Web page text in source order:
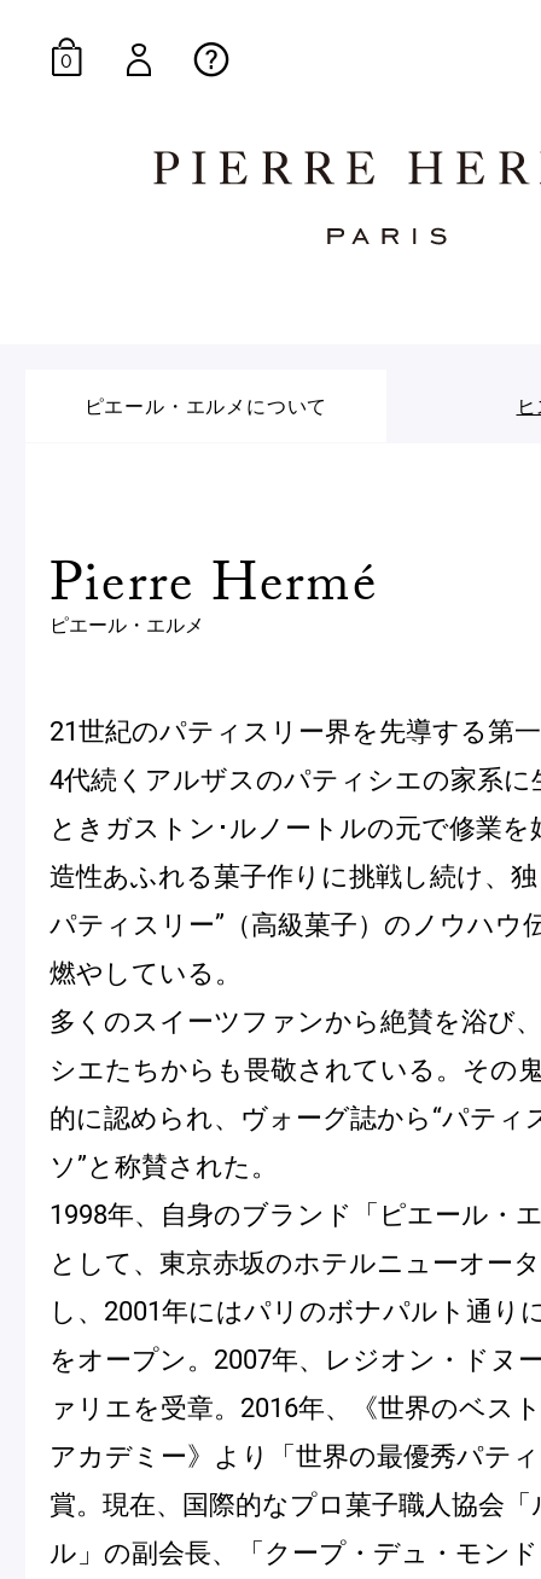
E-Gourmandise
Macarons
Gâteaux
d'Anniversaire
焼き菓子
Sablé et gateaux de
voyage
ク
他
紅茶
Thés
アイス
Glaces
冷
季節の商品
Produits de saison
SUMMER GIFT 2026
0
ピエール・エルメについて
Pierre Hermé
ピエール・エルメ
21世紀のパティスリー界を先導する第
4代続くアルザスのパティシエの家系に
ときガストン･ルノートルの元で修業を
造性あふれる菓子作りに挑戦し続け、
パティスリー”（高級菓子）のノウハウ
燃やしている。
多くのスイーツファンから絶賛を浴び
シエたちからも畏敬されている。その
的に認められ、ヴォーグ誌から“パティ
ソ”と称賛された。
1998年、自身のブランド「ピエール・
として、東京赤坂のホテルニューオー
し、2001年にはパリのボナパルト通り
をオープン。2007年、レジオン・ドヌ
ァリエを受章。2016年、《世界のベス
アカデミー》より「世界の最優秀パテ
賞。現在、国際的なプロ菓子職人協会
ル」の副会長、「クープ・デュ・モン